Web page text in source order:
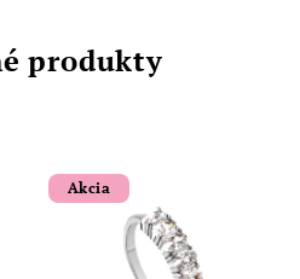
produkty
Akcia